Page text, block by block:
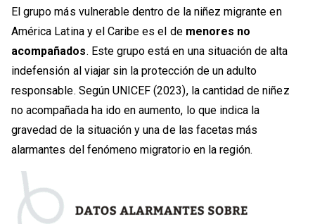
El grupo más vulnerable dentro de la niñez migrante en
América Latina y el Caribe es el de menores no
acompañados. Este grupo está en una situación de alta
indefensión al viajar sin la protección de un adulto
responsable. Según UNICEF (2023), la cantidad de niñez
no acompañada ha ido en aumento, lo que indica la
gravedad de la situación y una de las facetas más
alarmantes del fenómeno migratorio en la región.